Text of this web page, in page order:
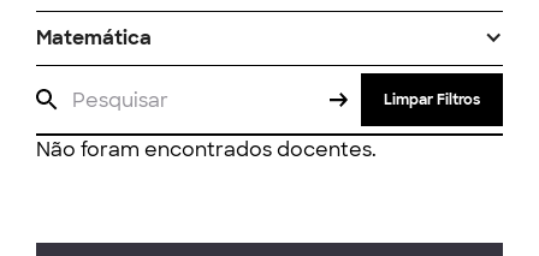
Matemática
Limpar Filtros
Não foram encontrados docentes.